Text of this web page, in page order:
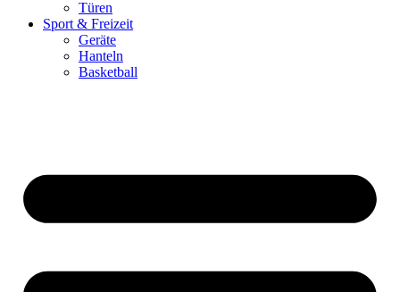
Türen
Sport & Freizeit
Geräte
Hanteln
Basketball